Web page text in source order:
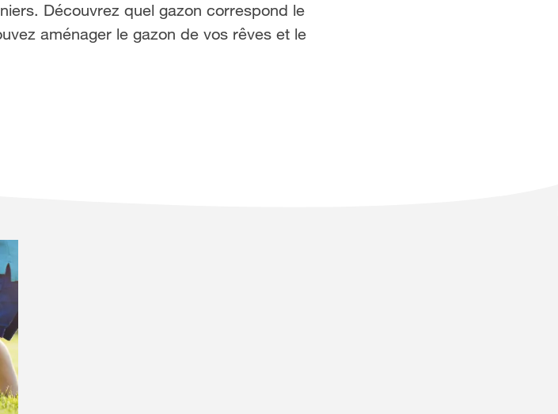
Découvrez quel gazon correspond le
aménager le gazon de vos rêves et le